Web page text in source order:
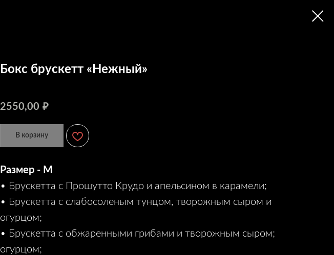
Бокс брускетт «Нежный»
2550,00 ₽
В корзину
Размер - M
• Брускетта с Прошутто Крудо и апельсином в карамели;
• Брускетта с слабосоленым тунцом, творожным сыром и
огурцом;
• Брускетта с обжаренными грибами и творожным сыром;
огурцом;